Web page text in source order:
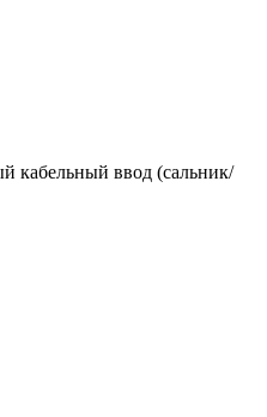
кабельный ввод (сальник/